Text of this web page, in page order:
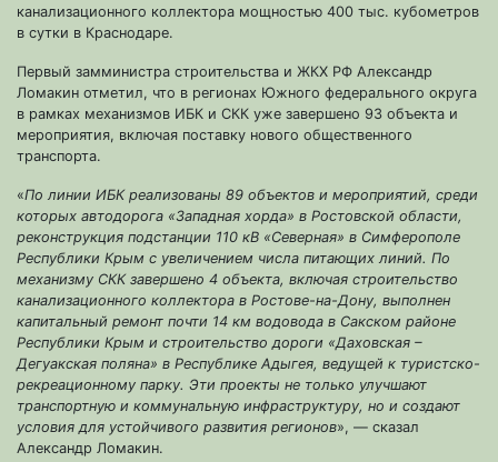
канализационного коллектора мощностью 400 тыс. кубометров
в сутки в Краснодаре.
Первый замминистра строительства и ЖКХ РФ Александр
Ломакин отметил, что в регионах Южного федерального округа
в рамках механизмов ИБК и СКК уже завершено 93 объекта и
мероприятия, включая поставку нового общественного
транспорта.
«По линии ИБК реализованы 89 объектов и мероприятий, среди
которых автодорога «Западная хорда» в Ростовской области,
реконструкция подстанции 110 кВ «Северная» в Симферополе
Республики Крым с увеличением числа питающих линий. По
механизму СКК завершено 4 объекта, включая строительство
канализационного коллектора в Ростове-на-Дону, выполнен
капитальный ремонт почти 14 км водовода в Сакском районе
Республики Крым и строительство дороги «Даховская –
Дегуакская поляна» в Республике Адыгея, ведущей к туристско-
рекреационному парку. Эти проекты не только улучшают
транспортную и коммунальную инфраструктуру, но и создают
условия для устойчивого развития регионов», — сказал
Александр Ломакин.